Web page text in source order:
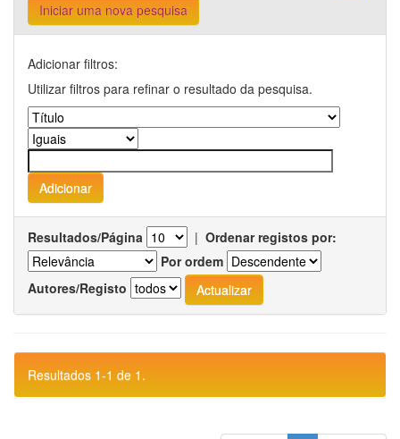
Iniciar uma nova pesquisa
Adicionar filtros:
Utilizar filtros para refinar o resultado da pesquisa.
Resultados/Página | Ordenar registos por:
Por ordem
Autores/Registo
Resultados 1-1 de 1.